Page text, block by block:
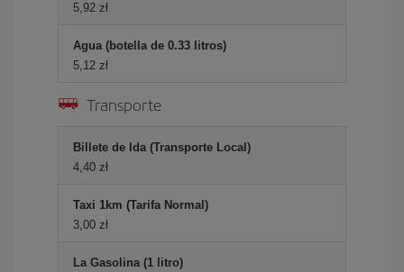
5,92 zł
Agua (botella de 0.33 litros)
5,12 zł
Transporte
Billete de Ida (Transporte Local)
4,40 zł
Taxi 1km (Tarifa Normal)
3,00 zł
La Gasolina (1 litro)